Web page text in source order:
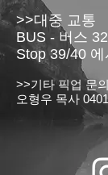
>>대중 교통
BUS - 버스
Stop 39/40
>>기타 픽업 문의
오형우 목사